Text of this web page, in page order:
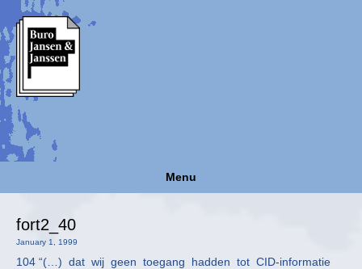
Menu
fort2_40
January 1, 1999
104 “(…) dat wij geen toegang hadden tot CID-informatie